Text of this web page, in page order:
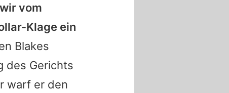
vom
Klage ein
Blakes
des Gerichts
warf er den